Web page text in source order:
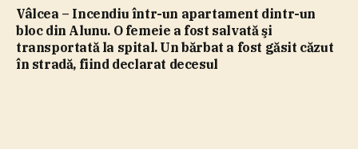
Vâlcea – Incendiu într-un apartament dintr-un
bloc din Alunu. O femeie a fost salvată şi
transportată la spital. Un bărbat a fost găsit căzut
în stradă, fiind declarat decesul